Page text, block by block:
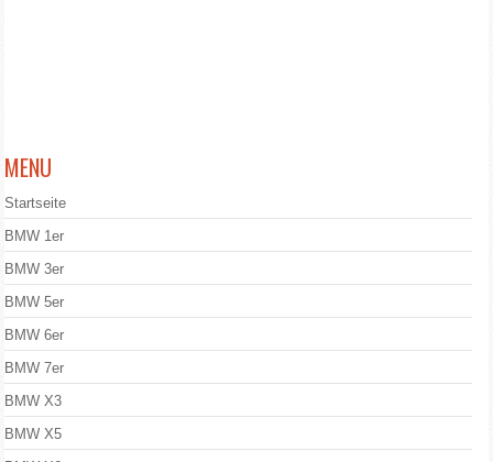
MENU
Startseite
BMW 1er
BMW 3er
BMW 5er
BMW 6er
BMW 7er
BMW X3
BMW X5